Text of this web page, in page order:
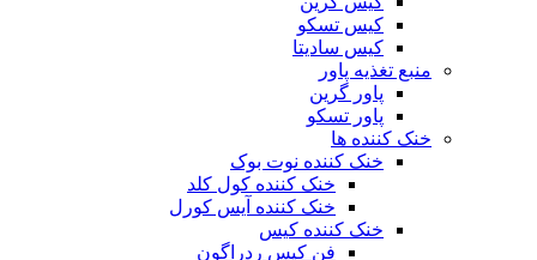
کیس تسکو
کیس سادیتا
منبع تغذیه‌ پاور
پاور گرین
پاور تسکو
خنک کننده ها
خنک کننده نوت بوک
خنک کننده کول کلد
خنک کننده آیس کورل
خنک کننده کیس
فن کیس ردراگون